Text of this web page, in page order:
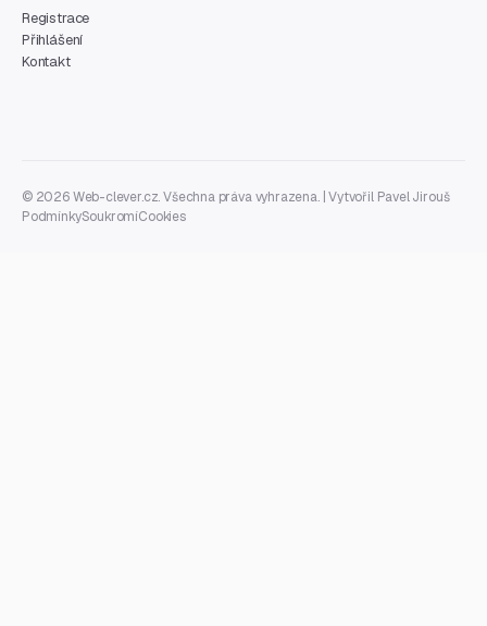
Registrace
Přihlášení
Kontakt
© 2026 Web-clever.cz. Všechna práva vyhrazena. | Vytvořil Pavel Jirouš
PodmínkySoukromíCookies